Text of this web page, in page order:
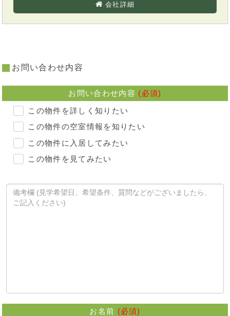
会社詳細
お問い合わせ内容
お問い合わせ内容 (必須)
この物件を詳しく知りたい
この物件の空室情報を知りたい
この物件に入居してみたい
この物件を見てみたい
お名前 (必須)